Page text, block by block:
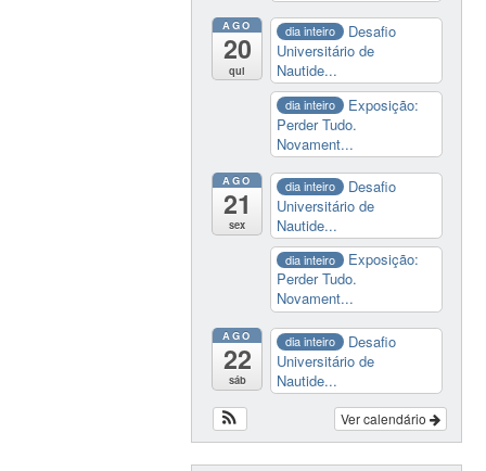
AGO
20
qui
dia inteiro
Desafio
Universitário de
Nautide...
dia inteiro
Exposição:
Perder Tudo.
Novament...
AGO
21
sex
dia inteiro
Desafio
Universitário de
Nautide...
dia inteiro
Exposição:
Perder Tudo.
Novament...
AGO
22
sáb
dia inteiro
Desafio
Universitário de
Nautide...
Ver calendário